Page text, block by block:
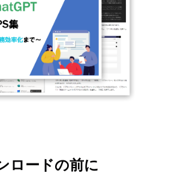
ロードの前に